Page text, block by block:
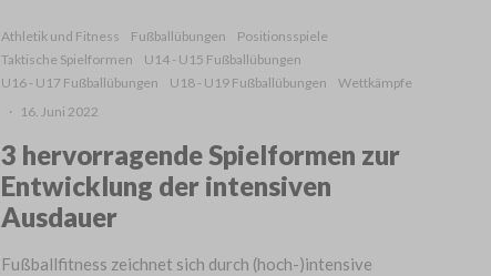
Athletik und Fitness Fußballübungen
Positionsspiele
Taktische Spielformen
U14 - U15 Fußballübungen
U16 - U17 Fußballübungen
U18 - U19 Fußballübungen
Wettkämpfe
·
16. Juni 2022
3 hervorragende Spielformen zur
Entwicklung der intensiven
Ausdauer
Fußballfitness zeichnet sich durch (hoch-)intensive